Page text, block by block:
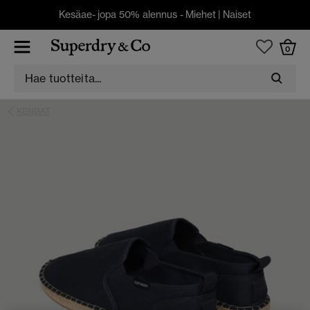
Kesäae- jopa 50% alennus - Miehet | Naiset
0